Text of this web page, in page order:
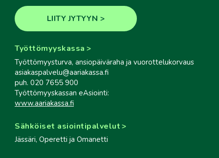
LIITY JYTYYN
Työttömyyskassa
Työttömyysturva, ansiopäiväraha ja vuorottelukorvaus
asiakaspalvelu@aariakassa.fi
puh. 020 7655 900
Työttömyyskassan eAsiointi:
www.aariakassa.fi
Sähköiset asiointipalvelut
Jässäri, Operetti ja Omanetti